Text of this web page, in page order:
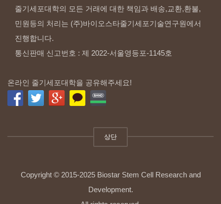
줄기세포대학의 모든 거래에 대한 책임과 배송,교환,환불,
민원등의 처리는 (주)바이오스타줄기세포기술연구원에서
진행합니다.
통신판매 신고번호 : 제 2022-서울영등포-1145호
온라인 줄기세포대학을 공유해주세요!
상단
Copyright © 2015-2025 Biostar Stem Cell Research and
Development.